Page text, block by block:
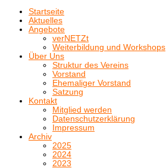
Startseite
Aktuelles
Angebote
verNETZt
Weiterbildung und Workshops
Über Uns
Struktur des Vereins
Vorstand
Ehemaliger Vorstand
Satzung
Kontakt
Mitglied werden
Datenschutzerklärung
Impressum
Archiv
2025
2024
2023